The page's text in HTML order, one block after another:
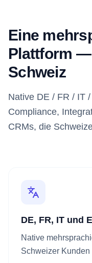
Eine
Plattform —
Schweiz
Native DE / FR / IT
Compliance,
CRMs, die
DE, FR, IT und
Native
Schweizer